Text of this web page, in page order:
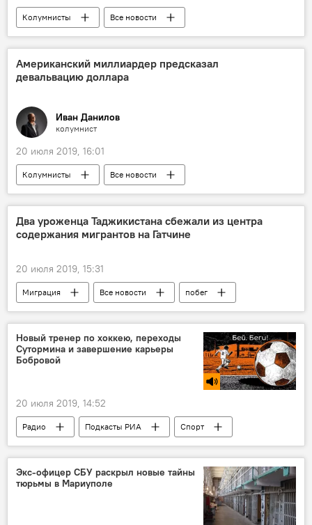
Колумнисты
Все новости
Наука и технологии
Американский миллиардер предсказал
девальвацию доллара
Иван Данилов
колумнист
20 июля 2019, 16:01
Колумнисты
Все новости
Аналитика
доллар США
Два уроженца Таджикистана сбежали из центра
содержания мигрантов на Гатчине
20 июля 2019, 15:31
Миграция Все новости
побег
Таджикистан
Новый тренер по хоккею, переходы
Сутормина и завершение карьеры
Бобровой
20 июля 2019, 14:52
Радио Подкасты РИА Спорт
Экс-офицер СБУ раскрыл новые тайны
тюрьмы в Мариуполе